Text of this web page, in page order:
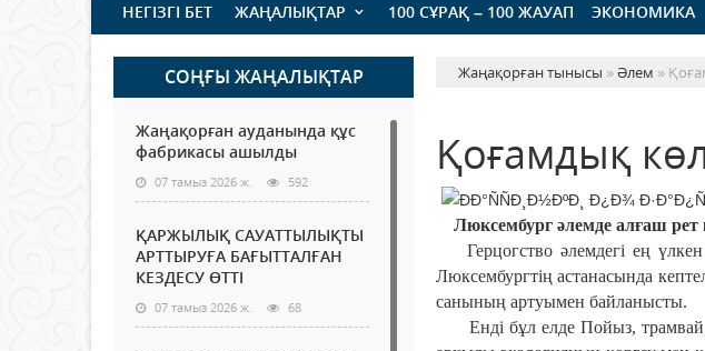
НЕГІЗГІ БЕТ ЖАҢАЛЫҚТАР 100 СҰРАҚ – 100 ЖАУАП ЭКОНОМИКА
СОҢҒЫ ЖАҢАЛЫҚТАР
Жаңақорған ауданында құс
фабрикасы ашылды
07 тамыз 2026 ж. 592
ҚАРЖЫЛЫҚ САУАТТЫЛЫҚТЫ
АРТТЫРУҒА БАҒЫТТАЛҒАН
КЕЗДЕСУ ӨТТІ
07 тамыз 2026 ж. 68
Жаңақорған тынысы »Әлем »
Қоғамдық
Люксембург әлемде алғаш рет
Герцогство әлемдегі ең үлкен
Люксембургтің астанасында
санының артуымен байланысты.
Енді бұл елде Пойыз, трамвай,